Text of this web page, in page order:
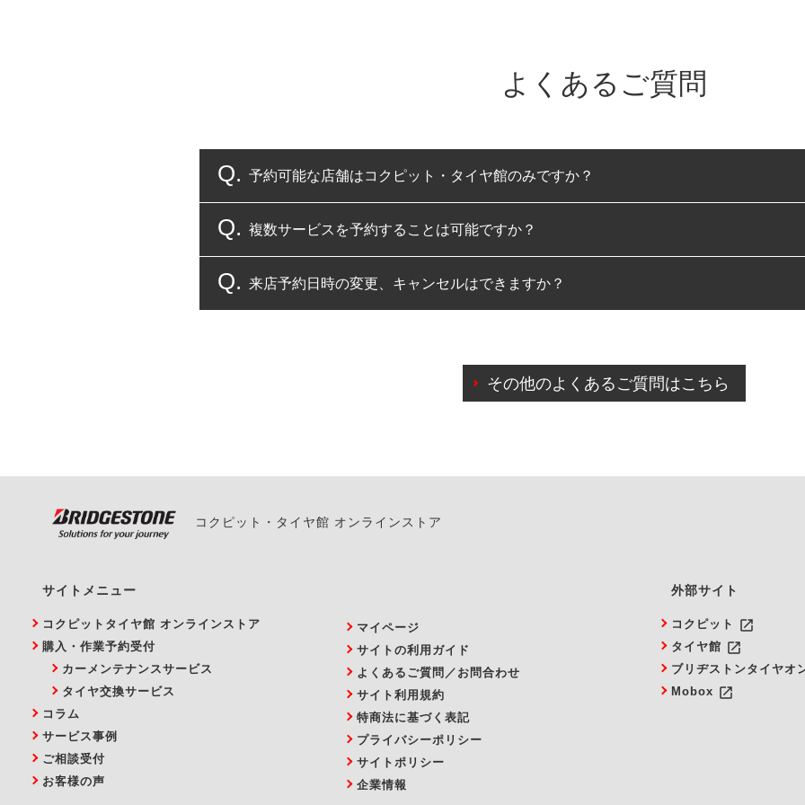
よくあるご質問
予約可能な店舗はコクピット・タイヤ館のみですか？
コクピット・タイヤ館のみとなります。
複数サービスを予約することは可能ですか？
複数サービスのご予約は可能です。
来店予約日時の変更、キャンセルはできますか？
また、やむを得ない事由によりご予約のキャンセルをご希望の際は、直接ご予約いた
その他のよくあるご質問はこちら
コクピット・タイヤ館 オンラインストア
サイトメニュー
コクピットタイヤ館 オンラインストア
購入・作業予約受付
カーメンテナンスサービス
タイヤ交換サービス
コラム
サービス事例
ご相談受付
お客様の声
マイページ
サイトの利用ガイド
よくあるご質問／お問合わせ
サイト利用規約
特商法に基づく表記
プライバシーポリシー
サイトポリシー
企業情報
外部サイト
コクピット launch
タイヤ館 launch
ブリヂストンタイヤオ
Mobox launch